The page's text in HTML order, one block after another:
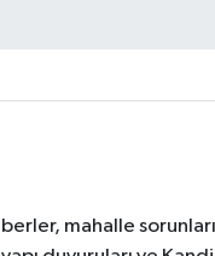
mahalle